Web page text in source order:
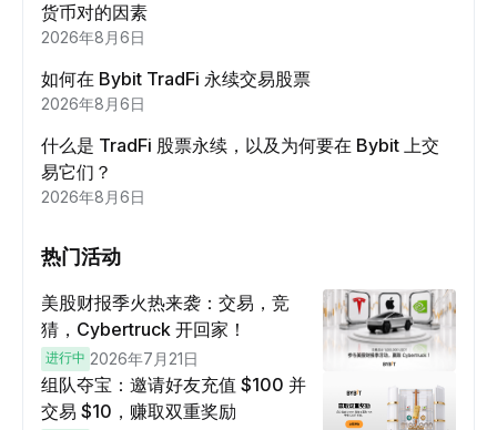
货币对的因素
2026年8月6日
如何在 Bybit TradFi 永续交易股票
2026年8月6日
什么是 TradFi 股票永续，以及为何要在 Bybit 上交
易它们？
2026年8月6日
热门活动
美股财报季火热来袭：交易，竞
猜，Cybertruck 开回家！
进行中 2026年7月21日
组队夺宝：邀请好友充值 $100 并
交易 $10，赚取双重奖励